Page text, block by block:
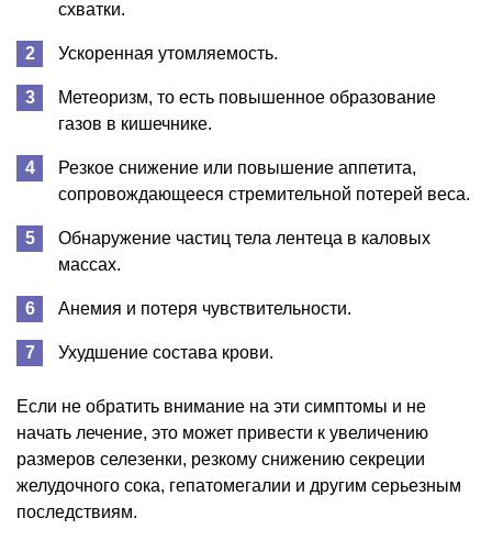
схватки.
Ускоренная утомляемость.
Метеоризм, то есть повышенное образование
газов в кишечнике.
Резкое снижение или повышение аппетита,
сопровождающееся стремительной потерей веса.
Обнаружение частиц тела лентеца в каловых
массах.
Анемия и потеря чувствительности.
Ухудшение состава крови.
Если не обратить внимание на эти симптомы и не
начать лечение, это может привести к увеличению
размеров селезенки, резкому снижению секреции
желудочного сока, гепатомегалии и другим серьезным
последствиям.